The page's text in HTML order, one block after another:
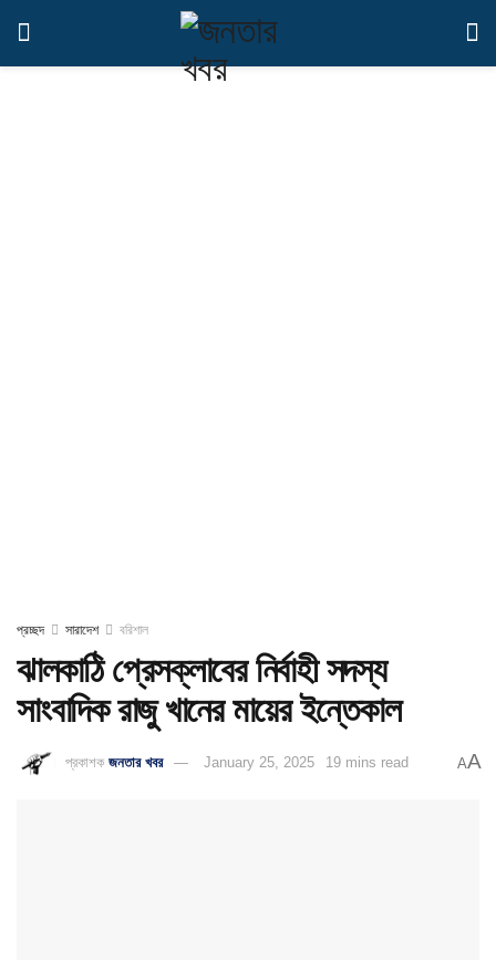
প্রচ্ছদ সারাদেশ বরিশাল
ঝালকাঠি প্রেসক্লাবের নির্বাহী সদস্য
সাংবাদিক রাজু খানের মায়ের ইন্তেকাল
প্রকাশক জনতার খবর January 25, 2025 19 mins read AA